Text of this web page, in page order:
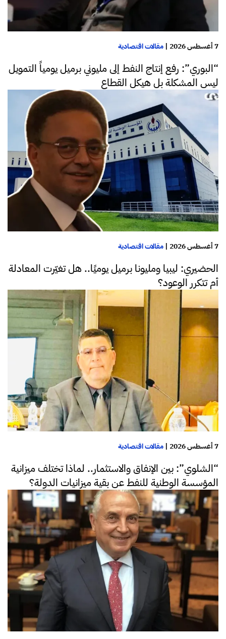
7 أغسطس 2026 | مقالات اقتصادية
“البوري”: رفع إنتاج النفط إلى مليوني برميل يومياً التمويل
ليس المشكلة بل هيكل القطاع
7 أغسطس 2026 | مقالات اقتصادية
الحضيري: ليبيا ومليونا برميل يوميًا.. هل تغيّرت المعادلة
أم تتكرر الوعود؟
7 أغسطس 2026 | مقالات اقتصادية
“الشلوي”: بين الإنفاق والاستثمار.. لماذا تختلف ميزانية
المؤسسة الوطنية للنفط عن بقية ميزانيات الدولة؟